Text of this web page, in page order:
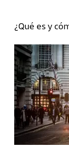
¿Qué es y